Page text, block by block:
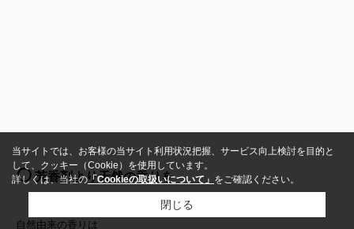
⚪️ 芳香剤より天然の香りを
自然由来の香りは
当サイトでは、お客様の当サイト利用状況把握、サービス向上検討を目的と
して、クッキー（Cookie）を使用しています。
詳しくは、当社の「Cookieの取扱いについて」 をご確認ください。
閉じる